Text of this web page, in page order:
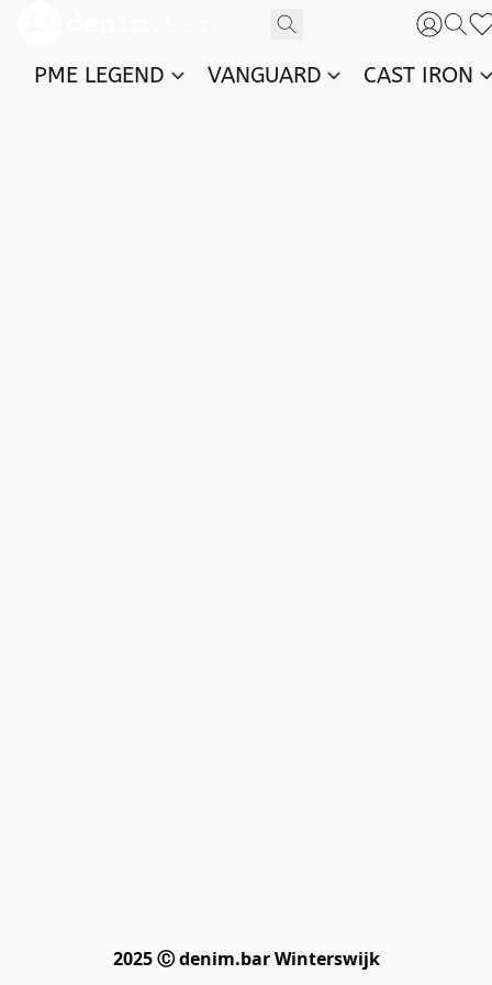
PME LEGEND VANGUARD CAST IRON
2025 Ⓒ denim.bar Winterswijk